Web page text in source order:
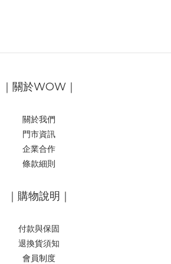
｜關於WOW｜
關於我們
門市資訊
企業合作
條款細則
｜購物說明｜
付款與保固
退換貨須知
會員制度